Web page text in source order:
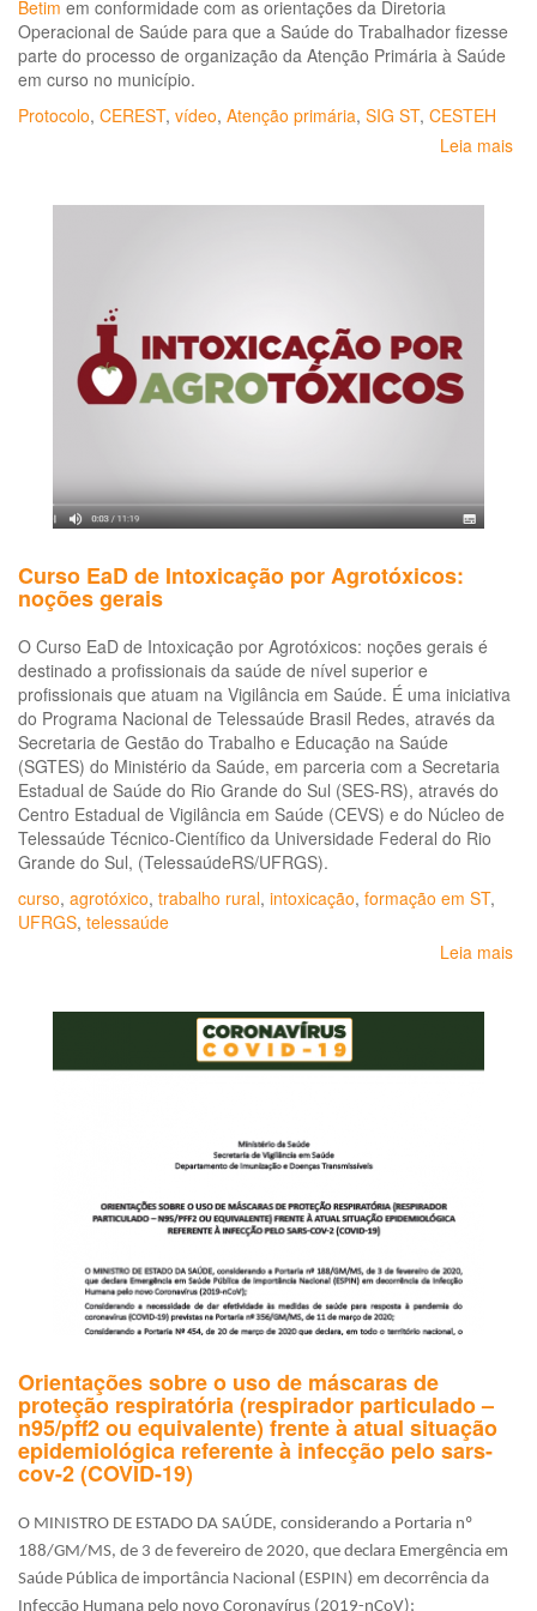
Betim em conformidade com as orientações da Diretoria
Operacional de Saúde para que a Saúde do Trabalhador fizesse
parte do processo de organização da Atenção Primária à Saúde
em curso no município.
Protocolo, CEREST, vídeo, Atenção primária, SIG ST, CESTEH
Leia mais
Curso EaD de Intoxicação por Agrotóxicos:
noções gerais
O Curso EaD de Intoxicação por Agrotóxicos: noções gerais é
destinado a profissionais da saúde de nível superior e
profissionais que atuam na Vigilância em Saúde. É uma iniciativa
do Programa Nacional de Telessaúde Brasil Redes, através da
Secretaria de Gestão do Trabalho e Educação na Saúde
(SGTES) do Ministério da Saúde, em parceria com a Secretaria
Estadual de Saúde do Rio Grande do Sul (SES-RS), através do
Centro Estadual de Vigilância em Saúde (CEVS) e do Núcleo de
Telessaúde Técnico-Científico da Universidade Federal do Rio
Grande do Sul, (TelessaúdeRS/UFRGS).
curso, agrotóxico, trabalho rural, intoxicação, formação em ST,
UFRGS, telessaúde
Leia mais
Orientações sobre o uso de máscaras de
proteção respiratória (respirador particulado –
n95/pff2 ou equivalente) frente à atual situação
epidemiológica referente à infecção pelo sars-
cov-2 (COVID-19)
O MINISTRO DE ESTADO DA SAÚDE, considerando a Portaria nº
188/GM/MS, de 3 de fevereiro de 2020, que declara Emergência em
Saúde Pública de importância Nacional (ESPIN) em decorrência da
Infecção Humana pelo novo Coronavírus (2019-nCoV);